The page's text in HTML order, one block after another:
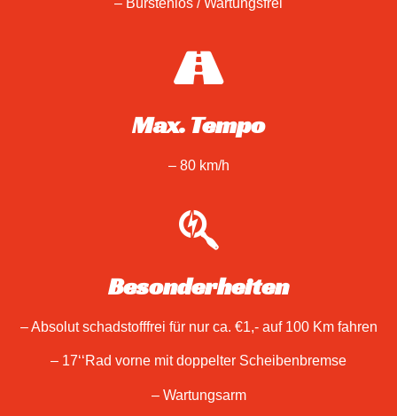
– Bürstenlos / Wartungsfrei
Max. Tempo
– 80 km/h
Besonderheiten
– Absolut schadstofffrei für nur ca. €1,- auf 100 Km fahren
– 17‘‘Rad vorne mit doppelter Scheibenbremse
– Wartungsarm